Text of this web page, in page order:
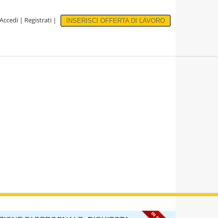
Accedi | Registrati | INSERISCI OFFERTA DI LAVORO